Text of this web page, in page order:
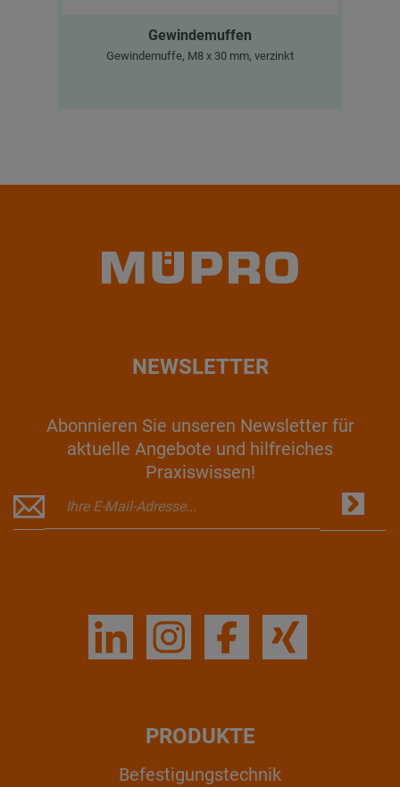
Gewindemuffen
Gewindemuffe, M8 x 30 mm, verzinkt
NEWSLETTER
Abonnieren Sie unseren Newsletter für
aktuelle Angebote und hilfreiches
Praxiswissen!
PRODUKTE
Befestigungstechnik